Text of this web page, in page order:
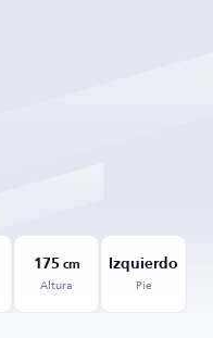
175 cm
Altura
Izquierdo
Pie